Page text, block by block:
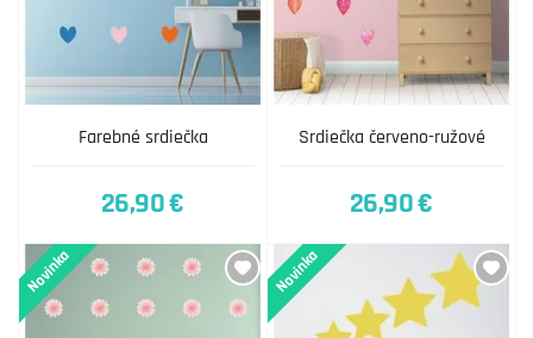
Farebné srdiečka
26,90 €
Srdiečka červeno-ružové
26,90 €
Novinka Novinka